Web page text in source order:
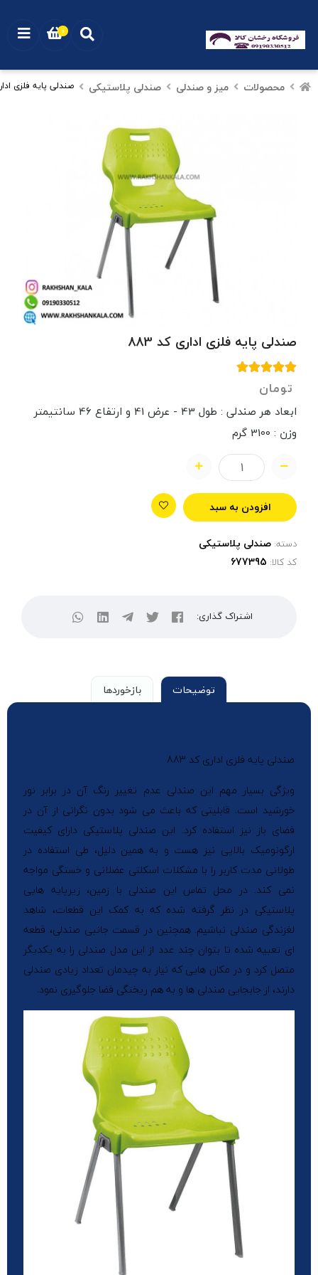
محصولات میز و صندلی صندلی پلاستیکی صندلی پایه فلزی
صندلی پایه فلزی اداری کد 883
تومان
ابعاد هر صندلی : طول 43 - عرض 41 و ارتفاع 46 سانتیمتر
وزن : 3100 گرم
افزودن به سبد
دسته: صندلی پلاستیکی
کد کالا:
اشتراک گذاری:
توضیحات بازخوردها
صندلی پایه فلزی اداری کد 883
ویژگی بسیار مهم این صندلی عدم تغییر رنگ آن در برابر نور
خورشید است. قابلیتی که باعث می شود بدون نگرانی از آن در
فضای باز نیز استفاده کرد. این صندلی پلاستیکی دارای کیفیت
ارگونومیک بالایی نیز هست و به همین دلیل، طی استفاده در
طولانی مدت کاربر را با مشکلات اسکلتی عضلانی و خستگی مواجه
نمی کند. در محل تماس این صندلی با زمین، زیرپایه هایی
پلاستیکی در نظر گرفته شده که به کمک این قطعات، شاهد
لغزندگی صندلی نباشیم. همچنین در قسمت جانبی صندلی، قطعه
ای تعبیه شده تا بتوان چند عدد از این مدل صندلی را به یکدیگر
متصل کرد و در مکان هایی که نیاز به چیدمان تعداد زیادی صندلی
دارند، از جابجایی صندلی ها و به هم ریختگی فضا جلوگیری نمود.
0